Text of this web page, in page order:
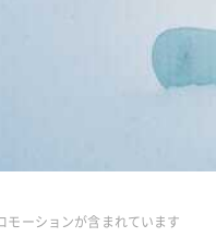
ーションが含まれています